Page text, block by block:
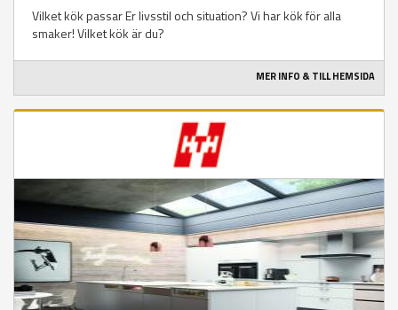
Vilket kök passar Er livsstil och situation? Vi har kök för alla
smaker! Vilket kök är du?
MER INFO & TILL HEMSIDA